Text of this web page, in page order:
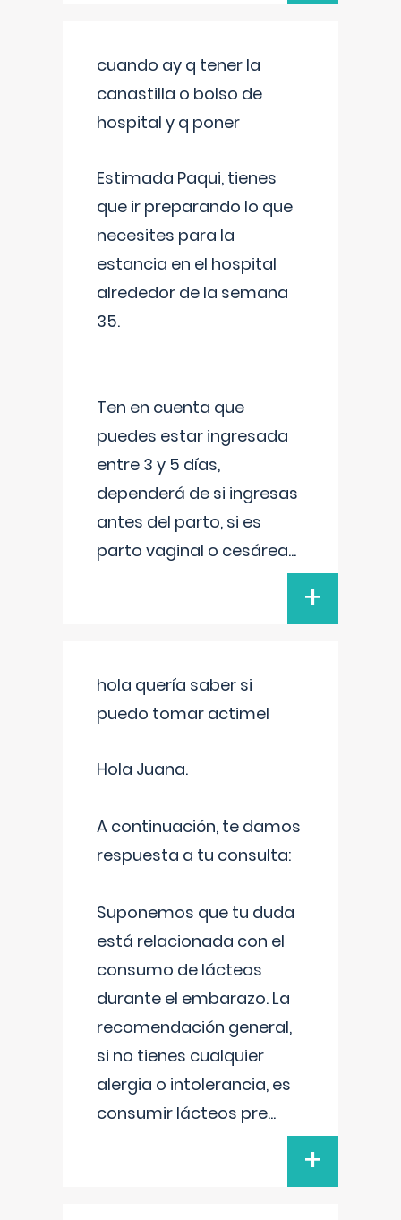
cuando ay q tener la
canastilla o bolso de
hospital y q poner
Estimada Paqui, tienes
que ir preparando lo que
necesites para la
estancia en el hospital
alrededor de la semana
35.
Ten en cuenta que
puedes estar ingresada
entre 3 y 5 días,
dependerá de si ingresas
antes del parto, si es
parto vaginal o cesárea...
+
hola quería saber si
puedo tomar actimel
Hola Juana.
A continuación, te damos
respuesta a tu consulta:
Suponemos que tu duda
está relacionada con el
consumo de lácteos
durante el embarazo. La
recomendación general,
si no tienes cualquier
alergia o intolerancia, es
consumir lácteos pre...
+